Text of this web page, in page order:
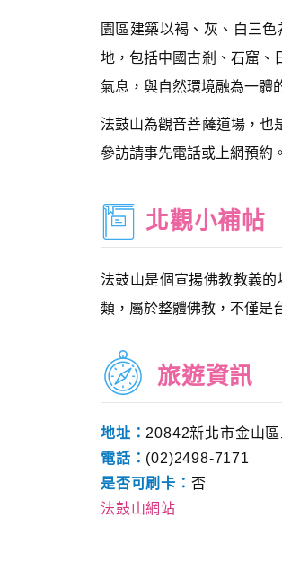
園區建築以褐、灰、白三
地，包括中國古剎、石窟、
氣息，與自然環境融為一體
法鼓山為觀音菩薩道場，也
參訪請事先電話或上網預約。
北觀小補帖
法鼓山是個宣揚佛教教義
類，屬於整體佛教，不僅是
旅遊資訊
地址： 20842新北市金山
電話： (02)2498-7171
是否可刷卡： 否
法鼓山網站